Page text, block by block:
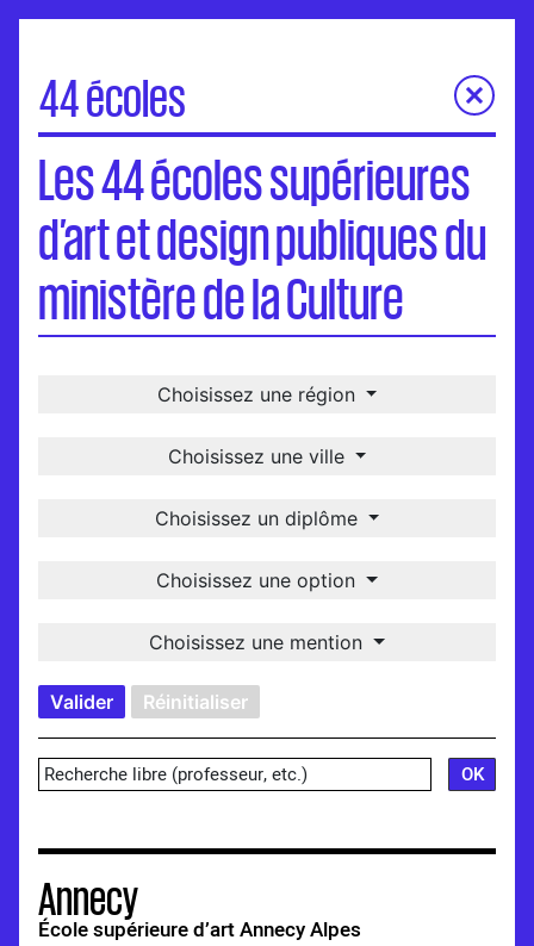
44 écoles
ministère de la Culture
Carte
Visites virtuelles
Une école, un-e diplômé-e
International
Les 44 écoles supérieures
d’art et design publiques du
ministère de la Culture
Choisissez une région
Choisissez une ville
Choisissez un diplôme
Choisissez une option
Choisissez une mention
Valider Réinitialiser
Annecy
École supérieure d’art Annecy Alpes